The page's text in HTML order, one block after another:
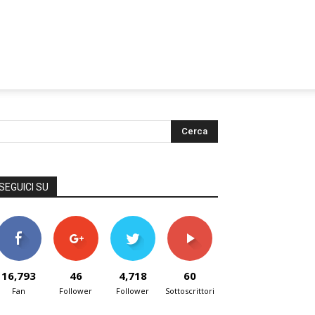
SU
16,793
Fan
46
Follower
4,718
Follower
60
Sottoscrittori